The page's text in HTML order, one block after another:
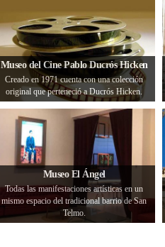
Museo del Cine Pablo Ducrós Hicken
Creado en 1971 cuenta con una colección
original que perteneció a Ducrós Hicken.
Museo El Ángel
Todas las manifestaciones artísticas en un
mismo espacio del tradicional barrio de San
Telmo.